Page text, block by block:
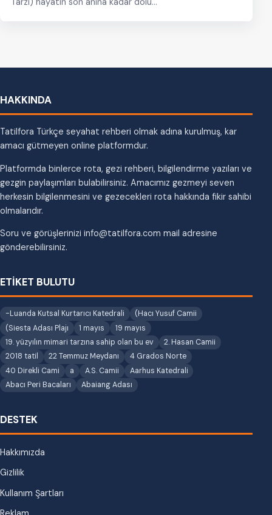
HAKKINDA
Tatilfora Türkçe seyahat rehberi olmak adına kurulmuş, kar
amacı gütmeyen online platformdur.
Platformda binlerce rota, gezi rehberi, bilgilendirme yazıları ve
gezgin paylaşımları bulabilirsiniz. Amacımız gezmeyi seven
herkesin bilgilenmesini ve gezecekleri rota hakkında fikir sahibi
olmalarıdır.
Soru ve görüşlerinizi info@tatilfora.com mail adresine
gönderebilirsiniz.
ETİKET BULUTU
-Luanda Kutsal Kurtarıcı Katedrali
(Hacı Yusuf Camii
(Siesta Adası Plajı
1 mayıs
19 mayıs
19. yüzyılın mimari tarzına sahip olan bu ev
2. Hasan Camii
2018 tatil
22 Temmuz Meydanı
4 Grados Norte
40 Direkli Cami
a A.S. Camii
Aarhus Katedrali
Abacı Peri Bacaları
Abaiang Adası
DESTEK
Hakkımızda
Gizlilik
Kullanım Şartları